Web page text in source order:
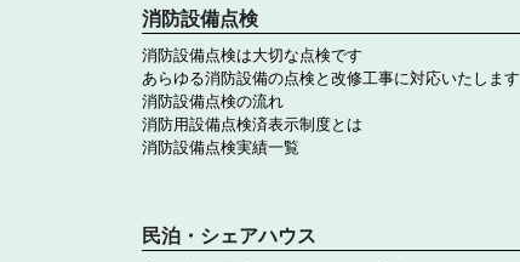
消防設備点検
消防設備点検は大切な点検です
あらゆる消防設備の点検と改修工事に対応いたします
消防設備点検の流れ
消防用設備点検済表示制度とは
消防設備点検実績一覧
民泊・シェアハウス